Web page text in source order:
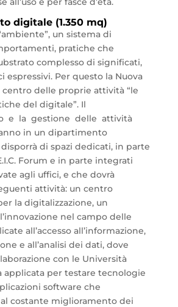
digitale (1.350 mq)
un sistema di
pratiche che
complesso di significati,
espressivi. Per questo la Nuova
centro delle proprie attività “le
del digitale”. Il
e la gestione delle attività
in un dipartimento
di spazi dedicati, in parte
Forum e in parte integrati
agli uffici, e che dovrà
attività: un centro
la digitalizzazione, un
nel campo delle
all’accesso all’informazione,
e all’analisi dei dati, dove
con le Università
applicata per testare tecnologie
software che
costante miglioramento dei